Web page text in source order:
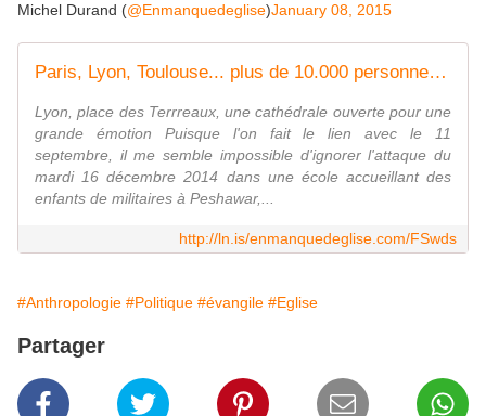
Michel Durand (@Enmanquedeglise)January 08, 2015
Paris, Lyon, Toulouse... plus de 10.000 personnes sont descendues dans les rues pour marquer leur solidarité avec l'hebdomadaire satirique - En manque d'Eglise
Lyon, place des Terrreaux, une cathédrale ouverte pour une
grande émotion Puisque l'on fait le lien avec le 11
septembre, il me semble impossible d'ignorer l'attaque du
mardi 16 décembre 2014 dans une école accueillant des
enfants de militaires à Peshawar,...
http://ln.is/enmanquedeglise.com/FSwds
#Anthropologie #Politique #évangile #Eglise
Partager